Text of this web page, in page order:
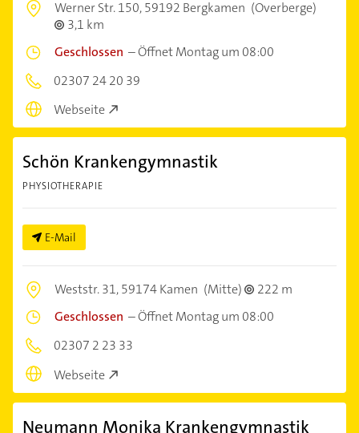
Werner Str. 150,59192 Bergkamen (Overberge)
3,1 km
Geschlossen –Öffnet Montag um 08:00
02307 24 20 39
Webseite
Schön Krankengymnastik
PHYSIOTHERAPIE
E-Mail
Weststr. 31,59174 Kamen (Mitte)
222 m
Geschlossen –Öffnet Montag um 08:00
02307 2 23 33
Webseite
Neumann Monika Krankengymnastik